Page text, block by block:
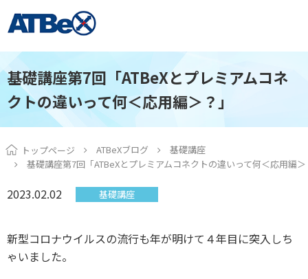
基礎講座第7回「ATBeXとプレミアムコネ
クトの違いって何＜応用編＞？」
トップページ ATBeXブログ
基礎講座
基礎講座第7回「ATBeXとプレミアムコネクトの違いって何＜応用編
2023.02.02 基礎講座
新型コロナウイルスの流行も年が明けて４年目に突入しち
ゃいました。